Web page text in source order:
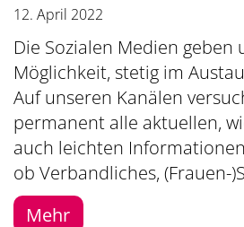
12. April 2022
Die Sozialen Medien geben
Möglichkeit, stetig im
Auf unseren Kanälen
permanent alle aktuellen,
auch leichten
ob Verbandliches, (Frauen-
Mehr